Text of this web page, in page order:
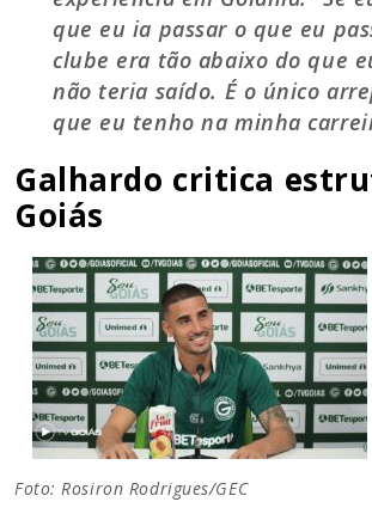
que eu ia passar o que eu
clube era tão abaixo do que
não teria saído. É o único
que eu tenho na minha
Galhardo critica
Goiás
Foto: Rosiron Rodrigues/GEC